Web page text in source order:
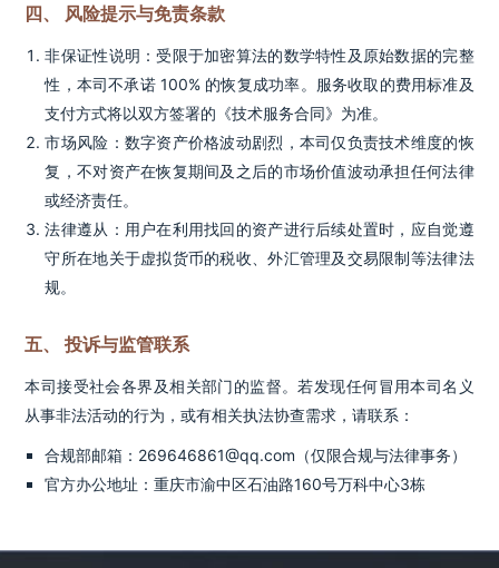
四、 风险提示与免责条款
非保证性说明：受限于加密算法的数学特性及原始数据的完整
性，本司不承诺 100% 的恢复成功率。服务收取的费用标准及
支付方式将以双方签署的《技术服务合同》为准。
市场风险：数字资产价格波动剧烈，本司仅负责技术维度的恢
复，不对资产在恢复期间及之后的市场价值波动承担任何法律
或经济责任。
法律遵从：用户在利用找回的资产进行后续处置时，应自觉遵
守所在地关于虚拟货币的税收、外汇管理及交易限制等法律法
规。
五、 投诉与监管联系
本司接受社会各界及相关部门的监督。若发现任何冒用本司名义
从事非法活动的行为，或有相关执法协查需求，请联系：
合规部邮箱：269646861@qq.com（仅限合规与法律事务）
官方办公地址：重庆市渝中区石油路160号万科中心3栋